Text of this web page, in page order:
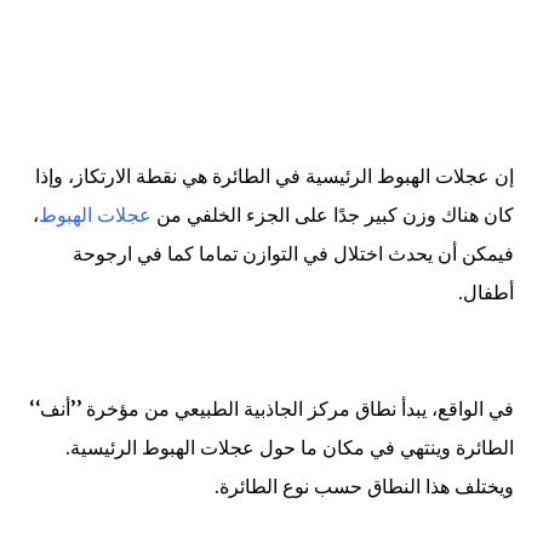
إن عجلات الهبوط الرئيسية في الطائرة هي نقطة الارتكاز، وإذا
كان هناك وزن كبير جدًا على الجزء الخلفي من عجلات الهبوط،
فيمكن أن يحدث اختلال في التوازن تماما كما في ارجوحة
أطفال.
في الواقع، يبدأ نطاق مركز الجاذبية الطبيعي من مؤخرة ’’أنف‘‘
الطائرة وينتهي في مكان ما حول عجلات الهبوط الرئيسية.
ويختلف هذا النطاق حسب نوع الطائرة.